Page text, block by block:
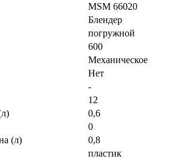
MSM 66020
Блендер
погружной
600
Механическое
Нет
-
12
0,6
0
(л)
0,8
пластик